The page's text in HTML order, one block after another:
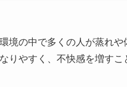
境の中で多くの人が蒸れ
りやすく、不快感を増すこ